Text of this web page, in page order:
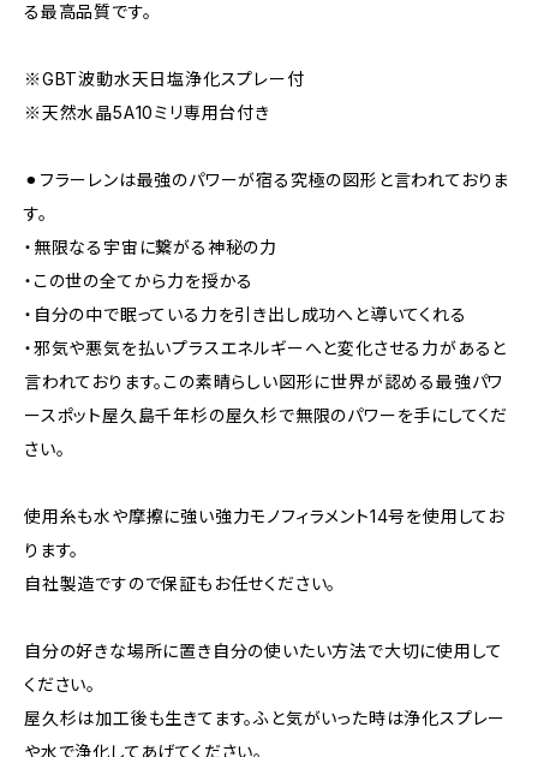
る最高品質です。
※GBT波動水天日塩浄化スプレー付
※天然水晶5A10ミリ専用台付き
⚫︎フラーレンは最強のパワーが宿る究極の図形と言われておりま
す。
・無限なる宇宙に繋がる神秘の力
・この世の全てから力を授かる
・自分の中で眠っている力を引き出し成功へと導いてくれる
・邪気や悪気を払いプラスエネルギーへと変化させる力があると
言われております。この素晴らしい図形に世界が認める最強パワ
ースポット屋久島千年杉の屋久杉で無限のパワーを手にしてくだ
さい。
使用糸も水や摩擦に強い強力モノフィラメント14号を使用してお
ります。
自社製造ですので保証もお任せください。
自分の好きな場所に置き自分の使いたい方法で大切に使用して
ください。
屋久杉は加工後も生きてます。ふと気がいった時は浄化スプレー
や水で浄化してあげてください。